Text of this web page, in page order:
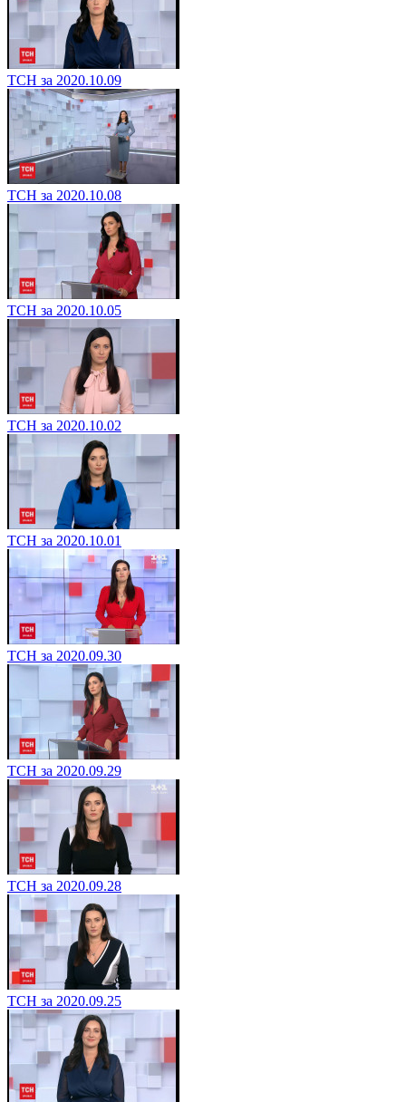
ТСН за 2020.10.09
ТСН за 2020.10.08
ТСН за 2020.10.05
ТСН за 2020.10.02
ТСН за 2020.10.01
ТСН за 2020.09.30
ТСН за 2020.09.29
ТСН за 2020.09.28
ТСН за 2020.09.25